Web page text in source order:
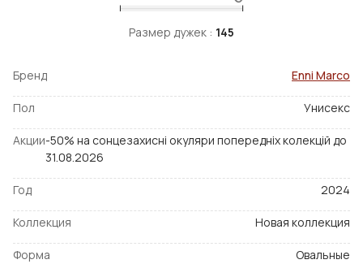
Размер дужек : 145
Бренд Enni Marco
Пол Унисекс
Акции-50% на сонцезахисні окуляри попередніх колекцій до
31.08.2026
Год 2024
Коллекция Новая коллекция
Форма Овальные